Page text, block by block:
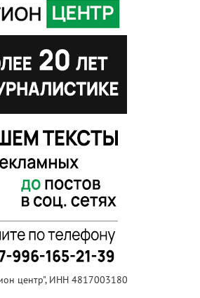
центр", ИНН 4817003180